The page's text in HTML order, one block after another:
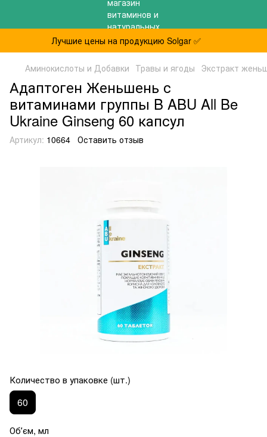
Лучшие цены на продукцию Solgar ✅
Аминокислоты и Добавки Травы и ягоды Экстракт
Адаптоген Женьшень с
витаминами группы B ABU All Be
Ukraine Ginseng 60 капсул
Артикул: 10664 Оставить отзыв
Количество в упаковке (шт.)
60
Обʼєм, мл